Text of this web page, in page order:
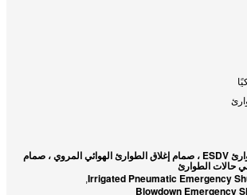
صمام إغلاق الطوارئ ESDV ، صمام إغلاق الطوارئ الهوائي المروي ، صمام
حالات الطوارئ
Irrigated Pneumatic Emergency
,
Blowdown Emergency